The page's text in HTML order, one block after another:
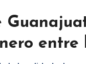
entre